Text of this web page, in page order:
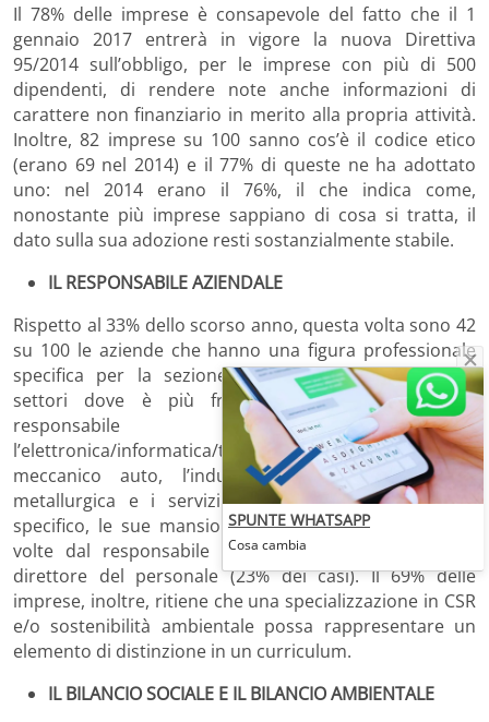
Il 78% delle imprese è consapevole del fatto che il 1
gennaio 2017 entrerà in vigore la nuova Direttiva
95/2014 sull’obbligo, per le imprese con più di 500
dipendenti, di rendere note anche informazioni di
carattere non finanziario in merito alla propria attività.
Inoltre, 82 imprese su 100 sanno cos’è il codice etico
(erano 69 nel 2014) e il 77% di queste ne ha adottato
uno: nel 2014 erano il 76%, il che indica come,
nonostante più imprese sappiano di cosa si tratta, il
dato sulla sua adozione resti sostanzialmente stabile.
IL RESPONSABILE AZIENDALE
Rispetto al 33% dello scorso anno, questa volta sono 42
su 100 le aziende che hanno una figura professionale
specifica per la sezione di responsabilità sociale. I
settori dove è più frequentemente presente un
responsabile CSR sono
l’elettronica/informatica/telecomunicazioni, il
meccanico auto, l’industria manifatturiera, quella
metallurgica e i servizi. Laddove manca tale ruolo
specifico, le sue mansioni vengono svolte il più delle
volte dal responsabile qualità (24% dei casi) e dal
direttore del personale (23% dei casi). Il 69% delle
imprese, inoltre, ritiene che una specializzazione in CSR
e/o sostenibilità ambientale possa rappresentare un
elemento di distinzione in un curriculum.
IL BILANCIO SOCIALE E IL BILANCIO AMBIENTALE
SPUNTE WHATSAPP
Cosa cambia